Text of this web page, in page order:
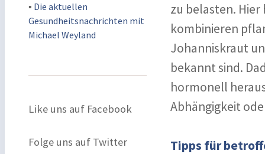
▪ Die aktuellen
Gesundheitsnachrichten mit
Michael Weyland
Like uns auf Facebook
Folge uns auf Twitter
zu belasten.
kombinieren
Johanniskraut
bekannt sind.
hormonell
Abhängigkeit
Tipps für